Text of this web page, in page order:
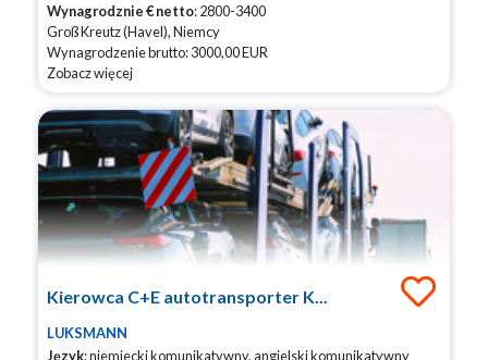
Wynagrodznie € netto: 2800-3400
Groß Kreutz (Havel), Niemcy
Wynagrodzenie brutto: 3000,00 EUR
Zobacz więcej
Kierowca C+E autotransporter K...
LUKSMANN
Język: niemiecki komunikatywny, angielski komunikatywny